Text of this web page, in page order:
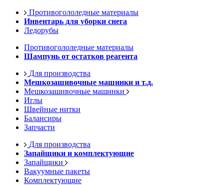
Противогололедные материалы
Инвентарь для уборки снега
Ледорубы
Противогололедные материалы
Шампунь от остатков реагента
Для производства
Мешкозашивочные машинки и т.д.
Мешкозашивочные машинки
Иглы
Швейные нитки
Балансиры
Запчасти
Для производства
Запайщики и комплектующие
Запайщики
Вакуумные пакеты
Комплектующие